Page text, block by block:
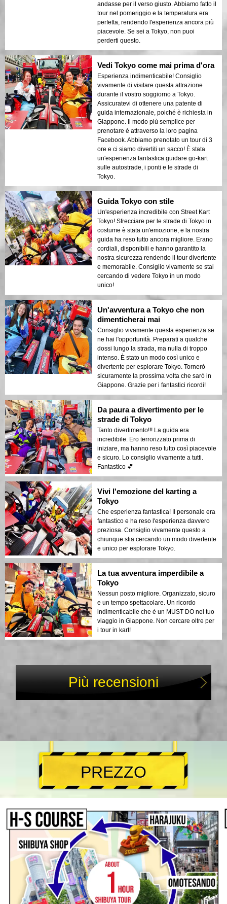
andasse per il verso giusto. Abbiamo fatto il
tour nel pomeriggio e la temperatura era
perfetta, rendendo l'esperienza ancora più
piacevole. Se sei a Tokyo, non puoi
perderti questo.
Vedi Tokyo come mai prima d'ora
Esperienza indimenticabile! Consiglio
vivamente di visitare questa attrazione
durante il vostro soggiorno a Tokyo.
Assicuratevi di ottenere una patente di
guida internazionale, poiché è richiesta in
Giappone. Il modo più semplice per
prenotare è attraverso la loro pagina
Facebook. Abbiamo prenotato un tour di 3
ore e ci siamo divertiti un sacco! È stata
un'esperienza fantastica guidare go-kart
sulle autostrade, i ponti e le strade di
Tokyo.
Guida Tokyo con stile
Un'esperienza incredibile con Street Kart
Tokyo! Sfrecciare per le strade di Tokyo in
costume è stata un'emozione, e la nostra
guida ha reso tutto ancora migliore. Erano
cordiali, disponibili e hanno garantito la
nostra sicurezza rendendo il tour divertente
e memorabile. Consiglio vivamente se stai
cercando di vedere Tokyo in un modo
unico!
Un'avventura a Tokyo che non
dimenticherai mai
Consiglio vivamente questa esperienza se
ne hai l'opportunità. Preparati a qualche
dossi lungo la strada, ma nulla di troppo
intenso. È stato un modo così unico e
divertente per esplorare Tokyo. Tornerò
sicuramente la prossima volta che sarò in
Giappone. Grazie per i fantastici ricordi!
Da paura a divertimento per le
strade di Tokyo
Tanto divertimento!!! La guida era
incredibile. Ero terrorizzato prima di
iniziare, ma hanno reso tutto così piacevole
e sicuro. Lo consiglio vivamente a tutti.
Fantastico 💕
Vivi l'emozione del karting a
Tokyo
Che esperienza fantastica! Il personale era
fantastico e ha reso l'esperienza davvero
preziosa. Consiglio vivamente questo a
chiunque stia cercando un modo divertente
e unico per esplorare Tokyo.
La tua avventura imperdibile a
Tokyo
Nessun posto migliore. Organizzato, sicuro
e un tempo spettacolare. Un ricordo
indimenticabile che è un MUST DO nel tuo
viaggio in Giappone. Non cercare oltre per
i tour in kart!
Più recensioni
PREZZO